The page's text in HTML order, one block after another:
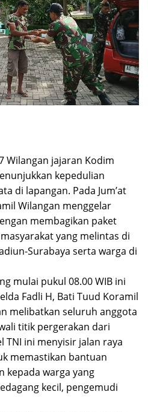
Wilangan jajaran Kodim
kepedulian
di lapangan. Pada Jum’at
Wilangan menggelar
membagikan paket
yang melintas di
Surabaya serta warga di
mulai pukul 08.00 WIB ini
Fadli H, Bati Tuud Koramil
melibatkan seluruh anggota
titik pergerakan dari
TNI ini menyisir jalan raya
memastikan bantuan
kepada warga yang
kecil, pengemudi